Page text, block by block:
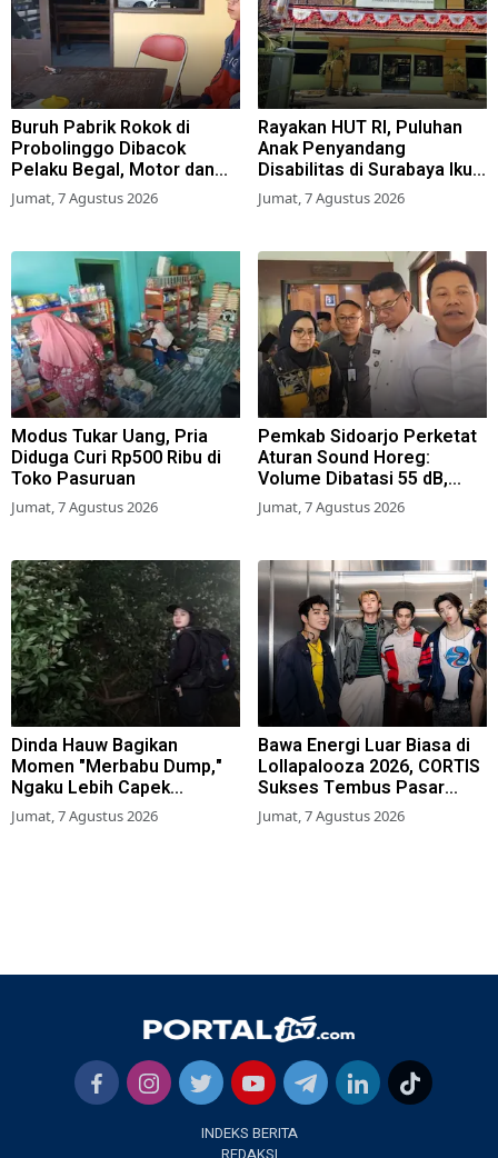
Buruh Pabrik Rokok di
Probolinggo Dibacok
Pelaku Begal, Motor dan
Tas Amblas
Jumat, 7 Agustus 2026
Rayakan HUT RI, Puluhan
Anak Penyandang
Disabilitas di Surabaya Ikuti
Beragam Lomba
Jumat, 7 Agustus 2026
Modus Tukar Uang, Pria
Diduga Curi Rp500 Ribu di
Toko Pasuruan
Jumat, 7 Agustus 2026
Pemkab Sidoarjo Perketat
Aturan Sound Horeg:
Volume Dibatasi 55 dB,
Wajib Kantongi Izin
Jumat, 7 Agustus 2026
Dinda Hauw Bagikan
Momen "Merbabu Dump,"
Ngaku Lebih Capek
Dibanding Gunung Sumbing
Jumat, 7 Agustus 2026
Bawa Energi Luar Biasa di
Lollapalooza 2026, CORTIS
Sukses Tembus Pasar
Musik Global
Jumat, 7 Agustus 2026
INDEKS BERITA